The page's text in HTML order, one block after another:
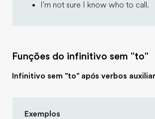
I'm not sure I know who to call.
Funções do infinitivo sem "to"
Infinitivo sem "to" após verbos
Exemplos